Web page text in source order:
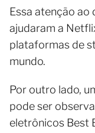
Essa atenção ao
ajudaram a
plataformas de
mundo.
Por outro lado,
pode ser
eletrônicos Best